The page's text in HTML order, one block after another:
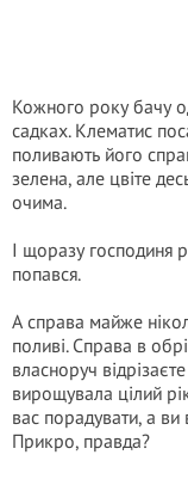
Кожного року бачу
садках. Клематис
поливають його
зелена, але цвіте
очима.
І щоразу господиня
попався.
А справа майже
поливі. Справа в
власноруч
вирощувала цілий
вас порадувати, а ви
Прикро, правда?